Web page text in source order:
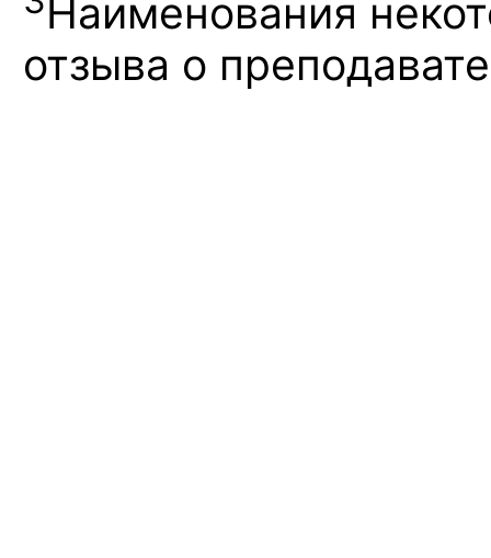
Наименования
отзыва о